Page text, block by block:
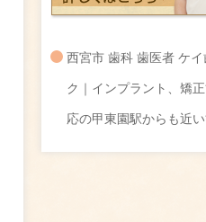
西宮市 歯科 歯医者 ケイ
ク｜インプラント、矯
応の甲東園駅からも近